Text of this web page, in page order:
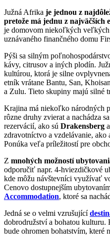
Južná Afrika je jednou z
pretože má jednu z najväčších
je domovom niekoľkých veľkých
uznávaného finančného domu
Pýši sa silným
kávy, citrusov a iných plodín.
kultúrou, ktorá je silne
etník vrátane Bantu, San,
a Zulu. Tieto skupiny majú silné
Krajina má niekoľko národných
rôzne druhy zvierat a nachádza
rezervácií, ako sú Drakensberg a
zdravotníctvo a vzdelávanie,
Ponúka veľa príležitostí pre
Z mnohých možností
odporučiť napr. 4-hviezdičkové
kde môžu návštevníci využívať
Cenovo dostupnejším
Accommodation, ktoré sa
Jedná se o velmi vzrušující
dobrodružství a bohatou
bude ohromen bohatstvím, které